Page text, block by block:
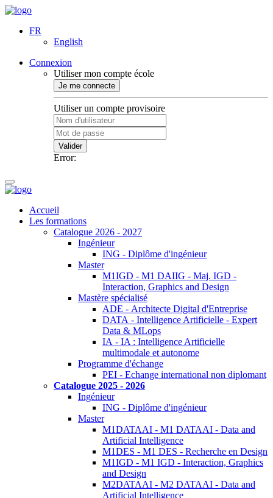
FR
English
Connexion
Utiliser mon compte école
Je me connecte
Utiliser un compte provisoire
Valider
Error:
Accueil
Les formations
Catalogue 2026 - 2027
Ingénieur
ING - Diplôme d'ingénieur
Master
M1IGD - M1 DAIIG - Maj. IGD -
Interaction, Graphics and Design
Mastère spécialisé
ADE - Architecte Digital d'Entreprise
DATA - Intelligence Artificielle - Expert
Data & MLops
IA - IA : Intelligence Artificielle
multimodale et autonome
Programme d'échange
PEI - Echange international non diplomant
Catalogue 2025 - 2026
Ingénieur
ING - Diplôme d'ingénieur
Master
M1DATAAI - M1 DATAAI - Data and
Artificial Intelligence
M1DES - M1 DES - Recherche en Design
M1IGD - M1 IGD - Interaction, Graphics
and Design
M2DATAAI - M2 DATAAI - Data and
Artificial Intelligence